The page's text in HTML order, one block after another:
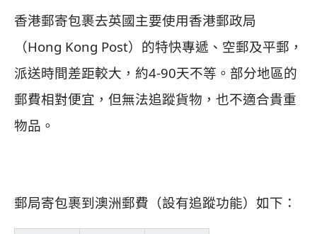
香港郵寄包裹去英國主要使用香港郵政局
（Hong Kong Post）的特快專遞、空郵及平郵，
派送時間差距較大，約4-90天不等。部分地區的
郵費相對便宜，但無法追蹤貨物，也不適合貴重
物品。
郵局寄包裹到澳洲郵費（設有追蹤功能）如下：